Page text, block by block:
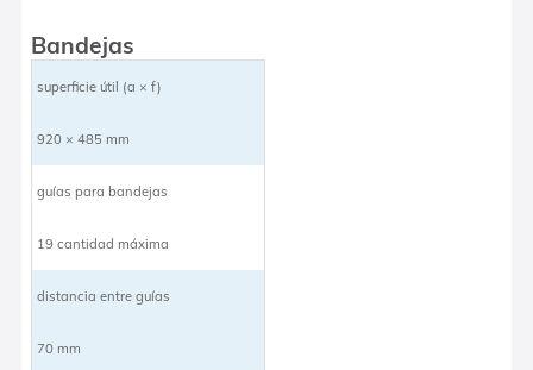
Bandejas
superficie útil (a × f)
920 × 485 mm
guías para bandejas
19 cantidad máxima
distancia entre guías
70 mm